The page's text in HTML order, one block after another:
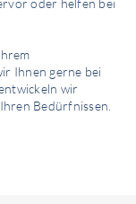
oder helfen bei
Ihnen gerne bei
wir
Bedürfnissen.